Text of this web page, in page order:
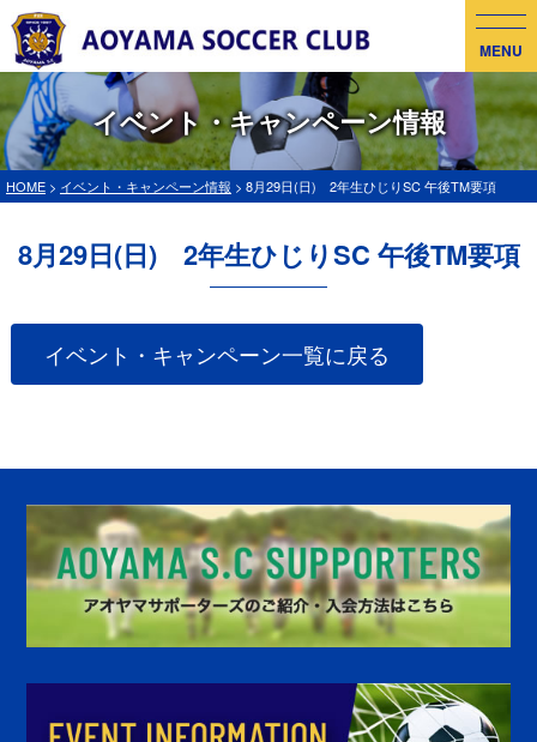
MENU
イベント・キャンペーン情報
HOME > イベント・キャンペーン情報 > 8月29日(日) 2年生ひじりSC 午後TM要項
8月29日(日) 2年生ひじりSC 午後TM要項
イベント・キャンペーン一覧に戻る